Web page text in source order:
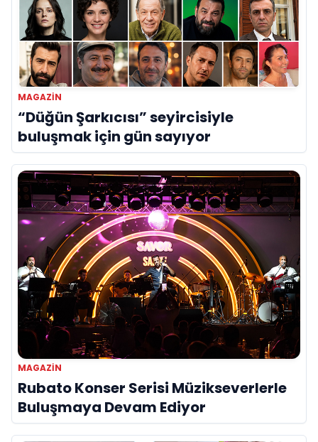
MAGAZIN
“Düğün Şarkıcısı” seyircisiyle
buluşmak için gün sayıyor
MAGAZIN
Rubato Konser Serisi Müzikseverlerle
Buluşmaya Devam Ediyor